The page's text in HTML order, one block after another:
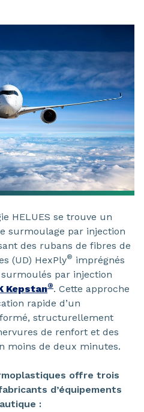
HELUES se trouve un
surmoulage par injection
des rubans de fibres de
(UD) HexPly® imprégnés
surmoulés par injection
Kepstan®. Cette approche
rapide d’un
structurellement
de renfort et des
moins de deux minutes.
offre trois
d’équipements
: